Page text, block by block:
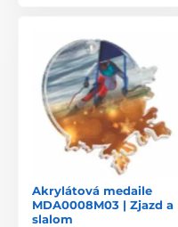
Akrylátová medaile
MDA0008M03 | Zjazd a
slalom